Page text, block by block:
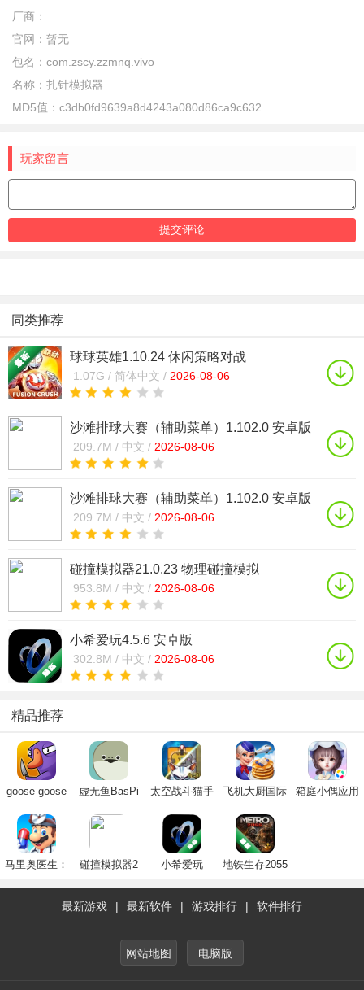
厂商：
官网： 暂无
包名： com.zscy.zzmnq.vivo
名称： 扎针模拟器
MD5值： c3db0fd9639a8d4243a080d86ca9c632
玩家留言
同类推荐
球球英雄1.10.24 休闲策略对战
1.07G / 简体中文 / 2026-08-06
沙滩排球大赛（辅助菜单）1.102.0 安卓版
内置菜单修改器
209.7M / 中文 / 2026-08-06
沙滩排球大赛（辅助菜单）1.102.0 安卓版
内置辅助菜单
209.7M / 中文 / 2026-08-06
碰撞模拟器21.0.23 物理碰撞模拟
953.8M / 中文 / 2026-08-06
小希爱玩4.5.6 安卓版
302.8M / 中文 / 2026-08-06
精品推荐
goose goose
方下载2024最
新版
虚无鱼BasPi
版
太空战斗猫手
最新版(Space
Сats)
飞机大厨国际
2025官方最新
版(Airplane
Chefs)
箱庭小偶应用
马里奥医生：
碰撞模拟器2 小希爱玩 地铁生存2055
最新游戏 | 最新软件 | 游戏排行 | 软件排行
网站地图 电脑版